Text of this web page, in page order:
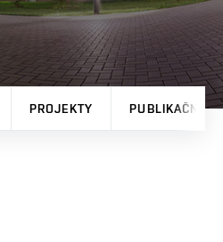
PROJEKTY PUBLIKAČNÍ